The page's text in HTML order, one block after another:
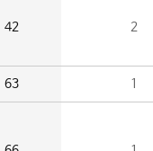
42 2
63 1